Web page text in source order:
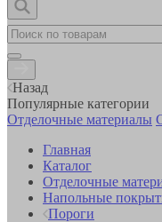
Назад
Популярные категории
Отделочные материалы
Главная
Каталог
Отделочные
Напольные
Пороги